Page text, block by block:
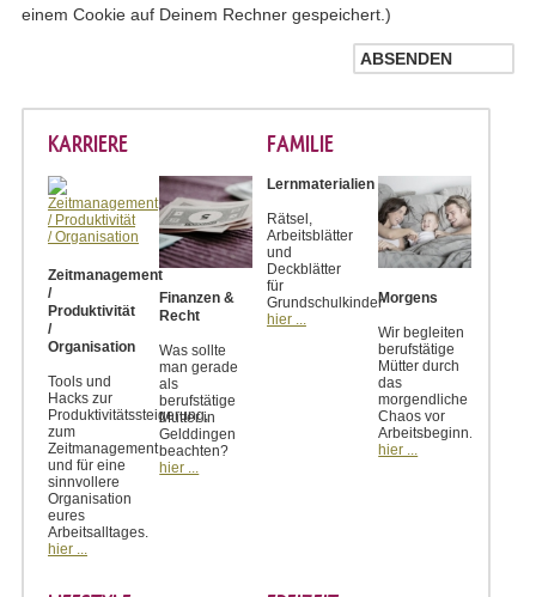
einem Cookie auf Deinem Rechner gespeichert.)
KARRIERE
Zeitmanagement
/
Produktivität
/
Organisation
Tools und
Hacks zur
Produktivitätssteigerung,
zum
Zeitmanagement
und für eine
sinnvollere
Organisation
eures
Arbeitsalltages.
hier ...
Finanzen &
Recht
Was sollte
man gerade
als
berufstätige
Mutter in
Gelddingen
beachten?
hier ...
FAMILIE
Lernmaterialien
Rätsel,
Arbeitsblätter
und
Deckblätter
für
Grundschulkinder
hier ...
Morgens
Wir begleiten
berufstätige
Mütter durch
das
morgendliche
Chaos vor
Arbeitsbeginn.
hier ...